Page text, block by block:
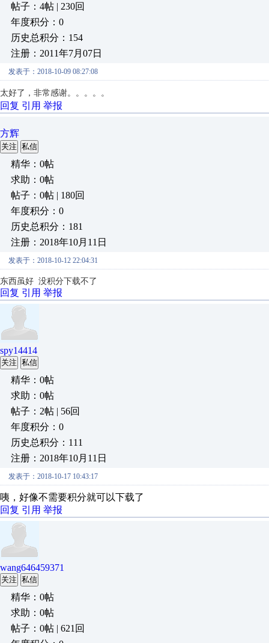
帖子：4帖 | 230回
年度积分：0
历史总积分：154
注册：2011年7月07日
发表于：2018-10-09 08:27:08
太好了，非常感谢。。。。。
回复 引用 举报
方辉
关注 私信
精华：0帖
求助：0帖
帖子：0帖 | 180回
年度积分：0
历史总积分：181
注册：2018年10月11日
发表于：2018-10-12 22:04:31
东西虽好 没积分下载不了
回复 引用 举报
spy14414
关注 私信
精华：0帖
求助：0帖
帖子：2帖 | 56回
年度积分：0
历史总积分：111
注册：2018年10月11日
发表于：2018-10-17 10:43:17
咦，好像不需要积分就可以下载了
回复 引用 举报
wang646459371
关注 私信
精华：0帖
求助：0帖
帖子：0帖 | 621回